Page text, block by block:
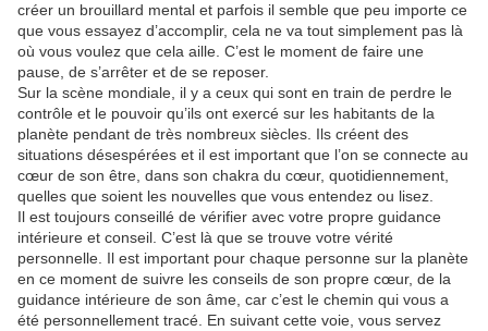
créer un brouillard mental et parfois il semble que peu importe ce
que vous essayez d’accomplir, cela ne va tout simplement pas là
où vous voulez que cela aille. C’est le moment de faire une
pause, de s’arrêter et de se reposer.
Sur la scène mondiale, il y a ceux qui sont en train de perdre le
contrôle et le pouvoir qu’ils ont exercé sur les habitants de la
planète pendant de très nombreux siècles. Ils créent des
situations désespérées et il est important que l’on se connecte au
cœur de son être, dans son chakra du cœur, quotidiennement,
quelles que soient les nouvelles que vous entendez ou lisez.
Il est toujours conseillé de vérifier avec votre propre guidance
intérieure et conseil. C’est là que se trouve votre vérité
personnelle. Il est important pour chaque personne sur la planète
en ce moment de suivre les conseils de son propre cœur, de la
guidance intérieure de son âme, car c’est le chemin qui vous a
été personnellement tracé. En suivant cette voie, vous servez